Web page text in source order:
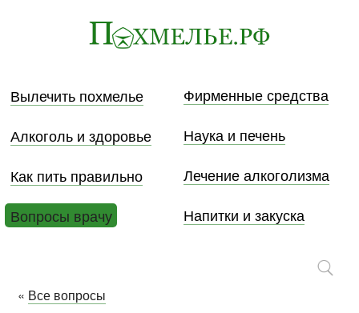
Вылечить похмелье
Фирменные средства
Алкоголь и здоровье
Наука и печень
Как пить правильно
Лечение алкоголизма
Вопросы врачу
Напитки и закуска
« Все вопросы